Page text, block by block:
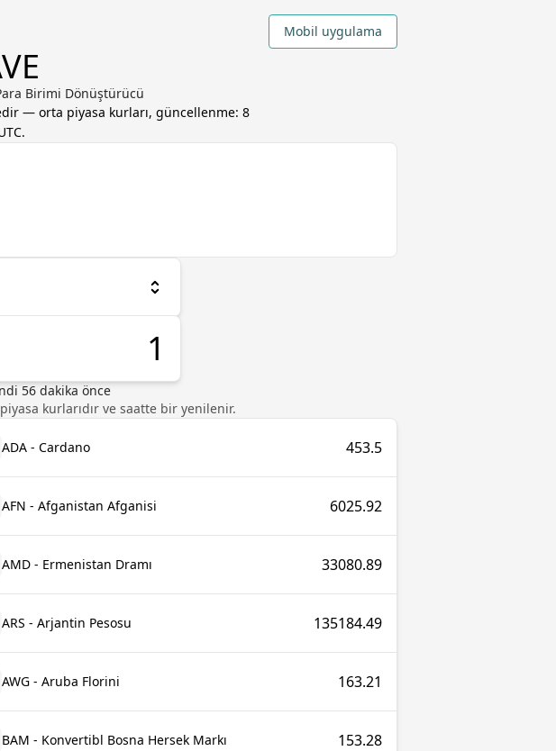
Mobil uygulama
Birimi Dönüştürücü
— orta piyasa kurları, güncellenme: 8
.
56 dakika önce
kurlarıdır ve saatte bir yenilenir.
ADA - Cardano 453.5
AFN - Afganistan Afganisi 6025.92
AMD - Ermenistan Dramı 33080.89
ARS - Arjantin Pesosu 135184.49
AWG - Aruba Florini 163.21
BAM - Konvertibl Bosna Hersek Markı 153.28